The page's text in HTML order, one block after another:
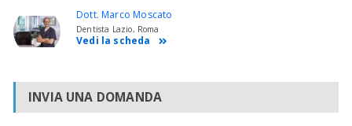
Dott. Marco Moscato
Dentista Lazio, Roma
Vedi la scheda
INVIA UNA DOMANDA